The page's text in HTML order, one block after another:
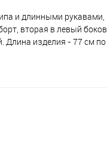
и длинными
вторая в левый
Длина изделия - 77 см